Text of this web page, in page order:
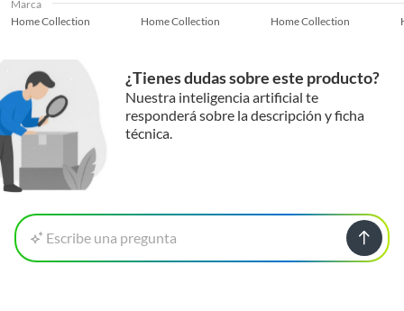
Marca
Home Collection
Home Collection Home Collection
¿Tienes dudas sobre este producto?
Nuestra inteligencia artificial te
responderá sobre la descripción y ficha
técnica.
Escribe una pregunta